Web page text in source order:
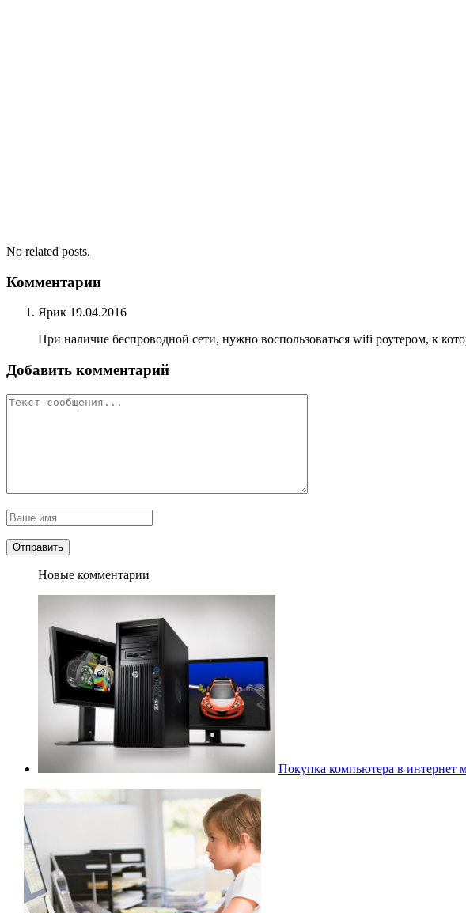
No related posts.
Комментарии
Ярик 19.04.2016
При наличие беспроводной сети, нужно воспользоваться wifi роутером, к
Добавить комментарий
Новые комментарии
Покупка компьютера в интернет